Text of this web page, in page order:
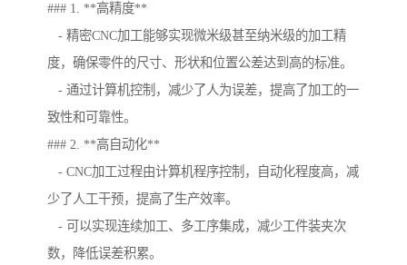
### 1. **高精度**
- 精密CNC加工能够实现微米级甚至纳米级的加工精
度，确保零件的尺寸、形状和位置公差达到高的标准。
- 通过计算机控制，减少了人为误差，提高了加工的一
致性和可靠性。
### 2. **高自动化**
- CNC加工过程由计算机程序控制，自动化程度高，减
少了人工干预，提高了生产效率。
- 可以实现连续加工、多工序集成，减少工件装夹次
数，降低误差积累。